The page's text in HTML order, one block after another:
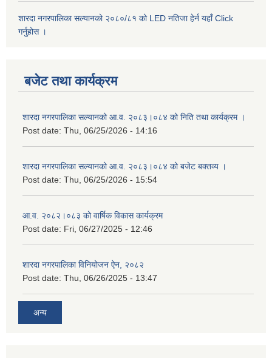
शारदा नगरपालिका सल्यानको २०८०/८१ को LED नतिजा हेर्न यहाँ Click
गर्नुहोस ।
बजेट तथा कार्यक्रम
शारदा नगरपालिका सल्यानको आ.व. २०८३।०८४ को निति तथा कार्यक्रम ।
Post date: Thu, 06/25/2026 - 14:16
शारदा नगरपालिका सल्यानको आ.व. २०८३।०८४ को बजेट बक्तव्य ।
Post date: Thu, 06/25/2026 - 15:54
आ.व. २०८२।०८३ को वार्षिक विकास कार्यक्रम
Post date: Fri, 06/27/2025 - 12:46
शारदा नगरपालिका विनियोजन ऐन, २०८२
Post date: Thu, 06/26/2025 - 13:47
अन्य